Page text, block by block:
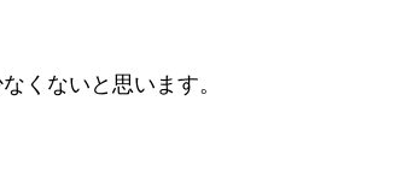
くないと思います。